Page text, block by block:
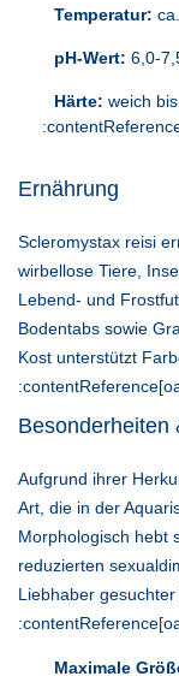
Temperatur:
pH-Wert: 6,0-
Härte: weich
Ernährung
Scleromystax reisi
wirbellose Tiere,
Lebend- und
Bodentabs sowie
Kost unterstützt
Besonderheiten
Aufgrund ihrer
Art, die in der
Morphologisch hebt
reduzierten
Liebhaber
Maximale